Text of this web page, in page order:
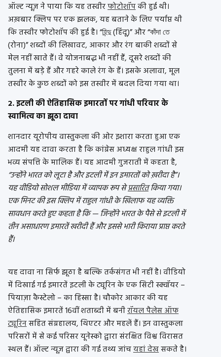
ऑल्ट न्यूज़ ने पाया कि यह तस्वीरफोटोशॉपकी हुई थी।
अख़बार क्लिप पर एक झलक, यह बताने के लिए पर्याप्त थी
कि तस्वीर फोटोशॉप की हुई है। “হিন্দু (हिंदू)” और “কাঁদা তে
(रोना)” शब्दों की लिखावट, आकार और रंग बाकी शब्दों से
मेल नहीं खाते हैं। वे योजनाबद्ध भी नहीं हैं, दूसरे शब्दों की
तुलना में बड़े हैं और गहरे काले रंग के हैं। इसके अलावा, मूल
तस्वीर के कुछ शब्दों को इस तस्वीर में बदल दिया गया था।
2. इटली की ऐतिहासिक इमारतों पर गांधी परिवार के
स्वामित्व का झूठा दावा
शानदार यूरोपीय वास्तुकला की ओर इशारा करता हुआ एक
आदमी यह दावा करता है कि कांग्रेस अध्यक्ष राहुल गांधी इस
भव्य संपत्ति के मालिक हैं। यह आदमी गुजराती में कहता है,
“उन्होंने भारत को लूटा है और इटली में इन इमारतों को ख़रीदा है”।
यह वीडियो सोशल मीडिया में व्यापक रूप सेप्रसारितकिया गया।
एक मिनट की इस क्लिप में राहुल गांधी के खिलाफ यह व्यक्ति
सावधान करते हुए कहता है कि — जिन्होंने भारत के पैसे से इटली में
तीन असाधारण इमारतें खरीदी हैं और इससे भारी किराया प्राप्त करते
हैं।
यह दावा ना सिर्फ झूठा है बल्कि तर्कसंगत भी नहीं है। वीडियो
में दिखाई गई इमारतें इटली के ट्यूरिन के एक सिटी स्क्वॉयर –
पियाज़ा कैस्टेलो – का हिस्सा है। चौकोर आकार की यह
ऐतिहासिक इमारतें 16वीं शताब्दी में बनीरॉयल पैलेस ऑफ
ट्यूरिनसहित संग्रहालय, थिएटर और महलें हैं। इन वास्तुकला
परिसरों में से कई परिसर यूनेस्को द्वारा संरक्षित विश्व विरासत
स्थल हैं। ऑल्ट न्यूज़ द्वारा की गई तथ्य जांचयहां देखसकते है।